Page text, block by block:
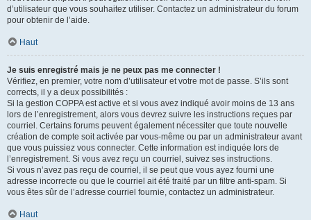
d’utilisateur que vous souhaitez utiliser. Contactez un administrateur du forum
pour obtenir de l’aide.
Haut
Je suis enregistré mais je ne peux pas me connecter !
Vérifiez, en premier, votre nom d’utilisateur et votre mot de passe. S’ils sont
corrects, il y a deux possibilités :
Si la gestion COPPA est active et si vous avez indiqué avoir moins de 13 ans
lors de l’enregistrement, alors vous devrez suivre les instructions reçues par
courriel. Certains forums peuvent également nécessiter que toute nouvelle
création de compte soit activée par vous-même ou par un administrateur avant
que vous puissiez vous connecter. Cette information est indiquée lors de
l’enregistrement. Si vous avez reçu un courriel, suivez ses instructions.
Si vous n’avez pas reçu de courriel, il se peut que vous ayez fourni une
adresse incorrecte ou que le courriel ait été traité par un filtre anti-spam. Si
vous êtes sûr de l’adresse courriel fournie, contactez un administrateur.
Haut